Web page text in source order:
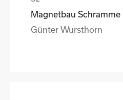
Magnetbau Schramme
Günter Wursthorn